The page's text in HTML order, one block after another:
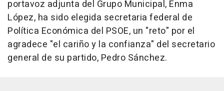
portavoz adjunta del Grupo Municipal, Enma
López, ha sido elegida secretaria federal de
Política Económica del PSOE, un "reto" por el
agradece "el cariño y la confianza" del secretario
general de su partido, Pedro Sánchez.